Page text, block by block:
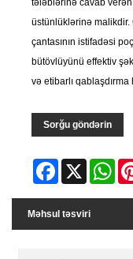
tələblərinə cavab
üstünlüklərinə malikdir.
çantasının istifadəsi
bütövlüyünü effektiv
və etibarlı
Sorğu göndərin
Facebook
X
Məhsul təsviri